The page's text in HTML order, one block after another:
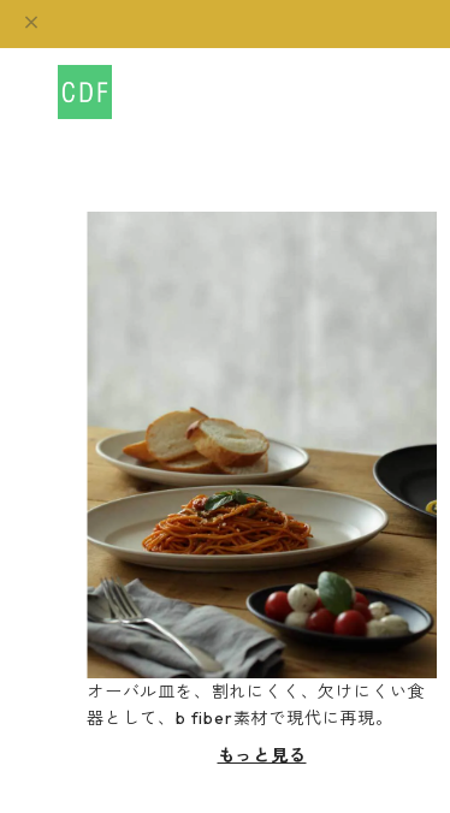
オーバル皿を、割れにくく、欠けにくい食
器として、b fiber素材で現代に再現。
もっと見る